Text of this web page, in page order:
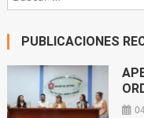
PUBLICACIONES